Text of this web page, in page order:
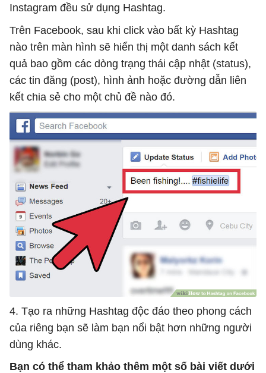
Instagram đều sử dụng Hashtag.
Trên Facebook, sau khi click vào bất kỳ Hashtag
nào trên màn hình sẽ hiển thị một danh sách kết
quả bao gồm các dòng trạng thái cập nhật (status),
các tin đăng (post), hình ảnh hoặc đường dẫn liên
kết chia sẻ cho một chủ đề nào đó.
4. Tạo ra những Hashtag độc đáo theo phong cách
của riêng bạn sẽ làm bạn nổi bật hơn những người
dùng khác.
Bạn có thể tham khảo thêm một số bài viết dưới